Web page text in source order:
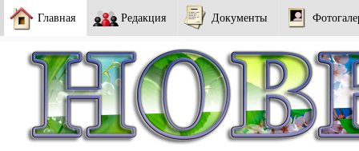
Главная Редакция Документы